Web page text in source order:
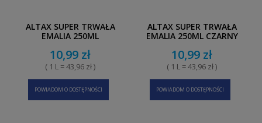
ALTAX SUPER TRWAŁA
EMALIA 250ML
10,99 zł
( 1 L = 43,96 zł )
POWIADOM O DOSTĘPNOŚCI
ALTAX SUPER TRWAŁA
EMALIA 250ML CZARNY
10,99 zł
( 1 L = 43,96 zł )
POWIADOM O DOSTĘPNOŚCI